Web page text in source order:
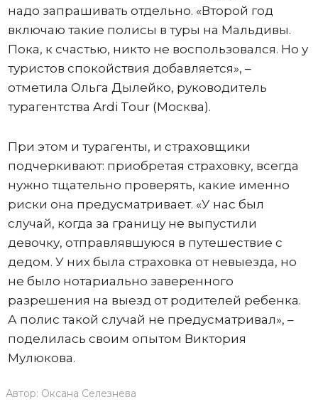
надо запрашивать отдельно. «Второй год
включаю такие полисы в туры на Мальдивы.
Пока, к счастью, никто не воспользовался. Но у
туристов спокойствия добавляется», –
отметила Ольга Дылейко, руководитель
турагентства Ardi Tour (Москва).
При этом и турагенты, и страховщики
подчеркивают: приобретая страховку, всегда
нужно тщательно проверять, какие именно
риски она предусматривает. «У нас был
случай, когда за границу не выпустили
девочку, отправлявшуюся в путешествие с
дедом. У них была страховка от невыезда, но
не было нотариально заверенного
разрешения на выезд от родителей ребенка.
А полис такой случай не предусматривал», –
поделилась своим опытом Виктория
Мулюкова.
Автор: Оксана Селезнева